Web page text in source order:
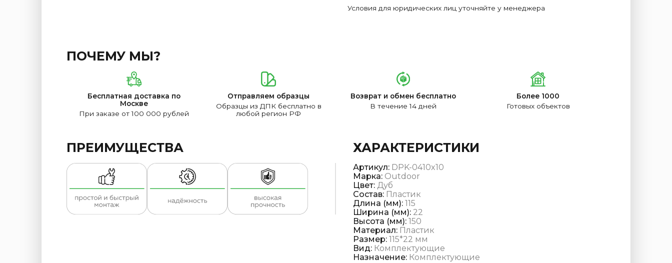
Условия для юридических лиц уточняйте у менеджера
ПОЧЕМУ МЫ?
Бесплатная доставка по
Москве
При заказе от 100 000 рублей
Отправляем образцы
Образцы из ДПК бесплатно в
любой регион РФ
Возврат и обмен бесплатно
В течение 14 дней
Более 1000
Готовых объектов
ПРЕИМУЩЕСТВА ХАРАКТЕРИСТИКИ
Артикул: DPK-0410x10
Марка: Outdoor
Цвет: Дуб
Состав: Пластик
Длина (мм): 115
Ширина (мм): 22
Высота (мм): 150
Материал: Пластик
Размер: 115*22 мм
Вид: Комплектующие
Назначение: Комплектующие